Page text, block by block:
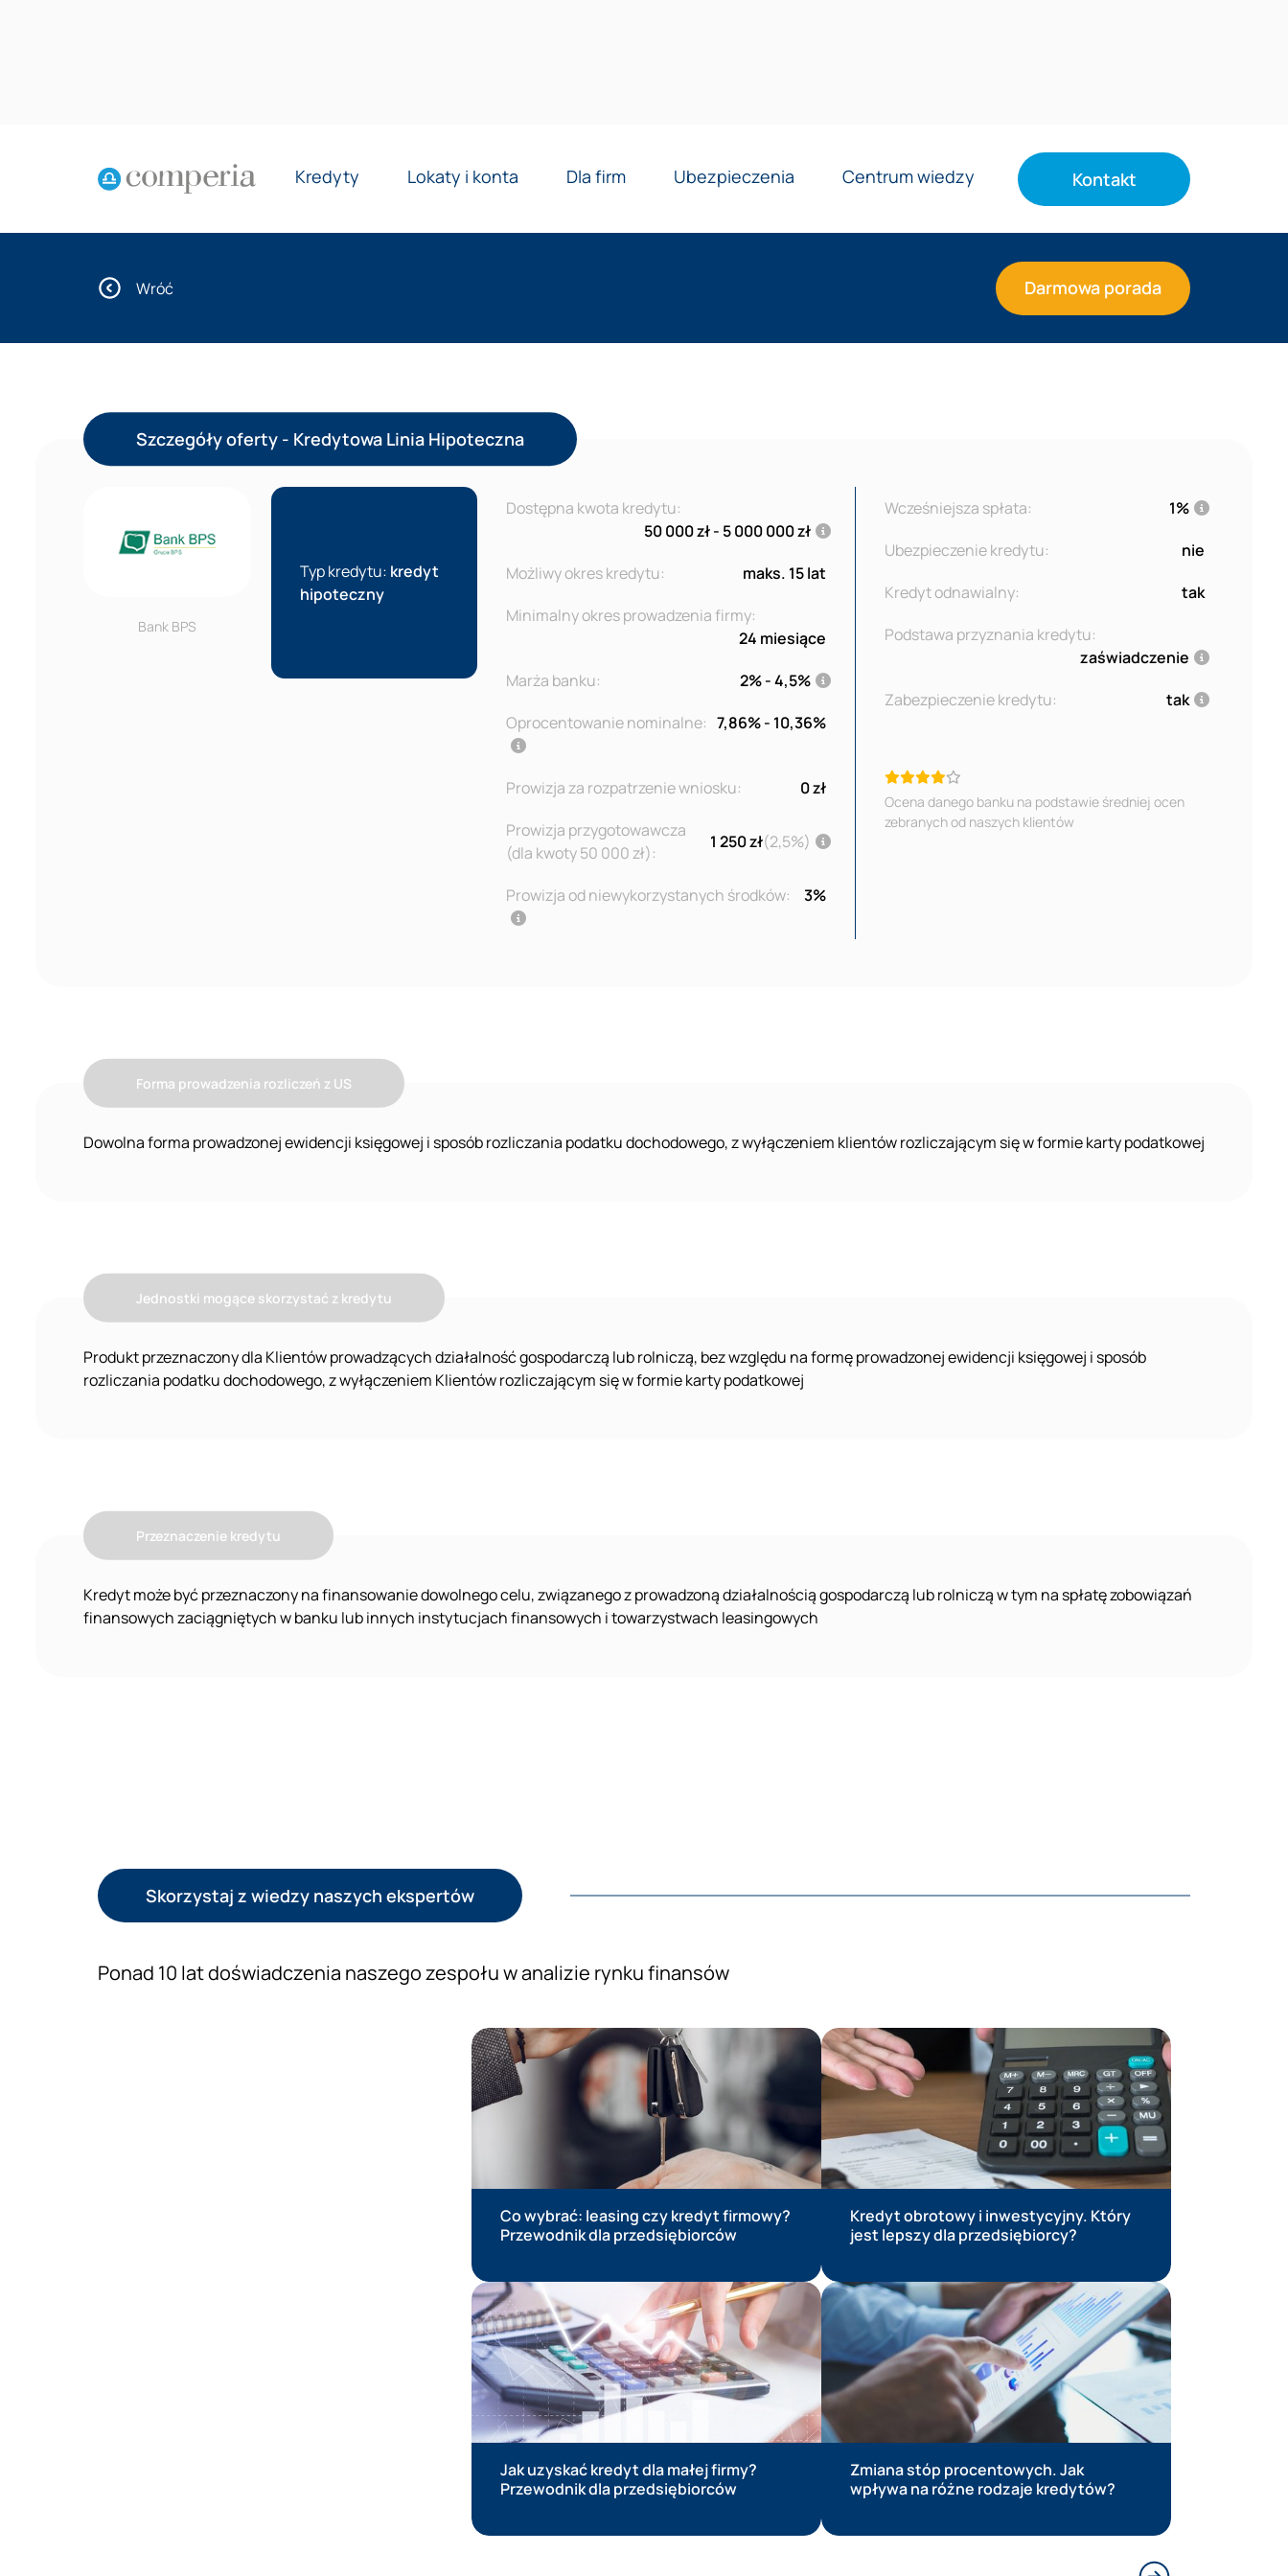
Kredyty Lokaty i konta Dla firm Ubezpieczenia Centrum wiedzy Kontakt
Wróć Darmowa porada
Szczegóły oferty - Kredytowa Linia Hipoteczna
Bank BPS
Typ kredytu: kredyt
hipoteczny
Dostępna kwota kredytu:
50 000 zł - 5 000 000 zł
Możliwy okres kredytu:
maks. 15 lat
Minimalny okres prowadzenia firmy:
24 miesiące
Marża banku:
2% - 4,5%
Oprocentowanie nominalne: 7,86% - 10,36%
Prowizja za rozpatrzenie wniosku:
0 zł
Prowizja przygotowawcza
(dla kwoty 50 000 zł):
1 250 zł(2,5%)
Prowizja od niewykorzystanych środków: 3%
Wcześniejsza spłata:
1%
Ubezpieczenie kredytu:
nie
Kredyt odnawialny:
tak
Podstawa przyznania kredytu:
zaświadczenie
Zabezpieczenie kredytu:
tak
Ocena danego banku na podstawie średniej ocen
zebranych od naszych klientów
Forma prowadzenia rozliczeń z US
Dowolna forma prowadzonej ewidencji księgowej i sposób rozliczania podatku dochodowego, z wyłączeniem klientów rozliczającym się w formie karty podatkowej
Jednostki mogące skorzystać z kredytu
Produkt przeznaczony dla Klientów prowadzących działalność gospodarczą lub rolniczą, bez względu na formę prowadzonej ewidencji księgowej i sposób
rozliczania podatku dochodowego, z wyłączeniem Klientów rozliczającym się w formie karty podatkowej
Przeznaczenie kredytu
Kredyt może być przeznaczony na finansowanie dowolnego celu, związanego z prowadzoną działalnością gospodarczą lub rolniczą w tym na spłatę zobowiązań
finansowych zaciągniętych w banku lub innych instytucjach finansowych i towarzystwach leasingowych
Skorzystaj z wiedzy naszych ekspertów
Ponad 10 lat doświadczenia naszego zespołu w analizie rynku finansów
Prezentacja wiedzy ekspertów
Co wybrać: leasing czy kredyt firmowy?
Przewodnik dla przedsiębiorców
Kredyt obrotowy i inwestycyjny. Który
jest lepszy dla przedsiębiorcy?
Jak uzyskać kredyt dla małej firmy?
Przewodnik dla przedsiębiorców
Zmiana stóp procentowych. Jak
wpływa na różne rodzaje kredytów?
Następny slajd